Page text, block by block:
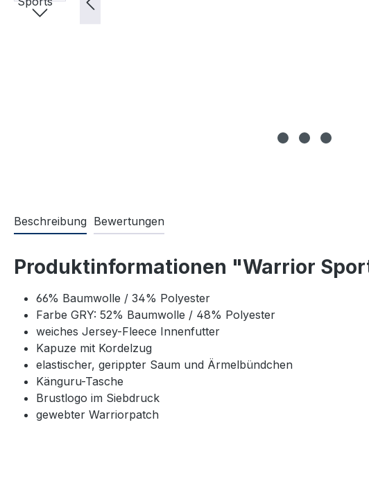
Beschreibung Bewertungen
Produktinformationen "Warrior
66% Baumwolle / 34% Polyester
Farbe GRY: 52% Baumwolle / 48% Polyester
weiches Jersey-Fleece Innenfutter
Kapuze mit Kordelzug
elastischer, gerippter Saum und Ärmelbündchen
Känguru-Tasche
Brustlogo im Siebdruck
gewebter Warriorpatch